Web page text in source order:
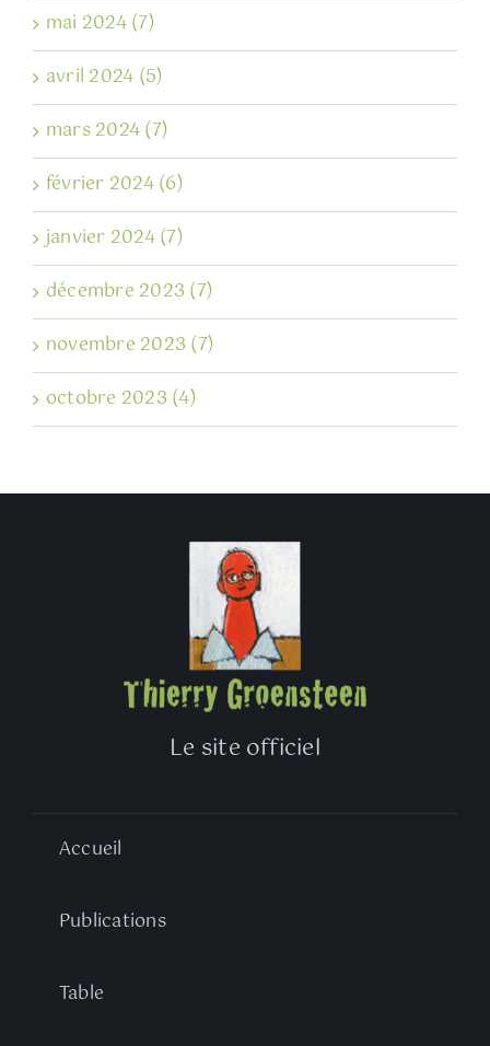
mai 2024 (7)
avril 2024 (5)
mars 2024 (7)
février 2024 (6)
janvier 2024 (7)
décembre 2023 (7)
novembre 2023 (7)
octobre 2023 (4)
Le site officiel
Accueil
Publications
Table